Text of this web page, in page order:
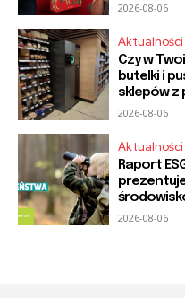
2026-08-06
Aktualności
Czy w
butelki i
sklepów z
2026-08-06
Aktualności
Raport
2026-08-06